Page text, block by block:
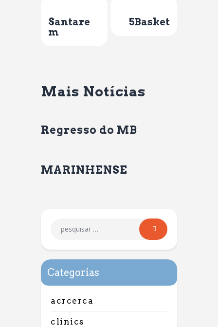
Santare
m
5Basket
Mais Notícias
Regresso do MB
MARINHENSE
Categorias
acrcerca
clinics